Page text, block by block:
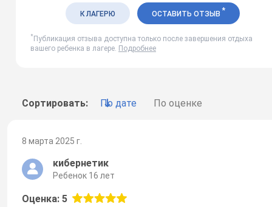
Сортировать: По дате По оценке
8 марта 2025 г.
кибернетик
Ребенок 16 лет
Оценка: 5
К ЛАГЕРЮ ОСТАВИТЬ ОТЗЫВ *
* Публикация отзыва доступна только после завершения отдыха
вашего ребенка в лагере. Подробнее